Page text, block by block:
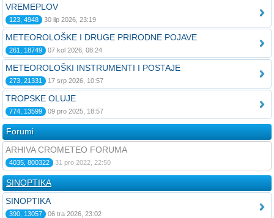
VREMEPLOV
123, 4948 30 lip 2026, 23:19
METEOROLOŠKE I DRUGE PRIRODNE POJAVE
261, 18749 07 kol 2026, 08:24
METEOROLOŠKI INSTRUMENTI I POSTAJE
273, 21331 17 srp 2026, 10:57
TROPSKE OLUJE
774, 13599 09 pro 2025, 18:57
Forumi
ARHIVA CROMETEO FORUMA
4035, 800322 31 pro 2022, 22:50
SINOPTIKA
SINOPTIKA
390, 13057 06 tra 2026, 23:02